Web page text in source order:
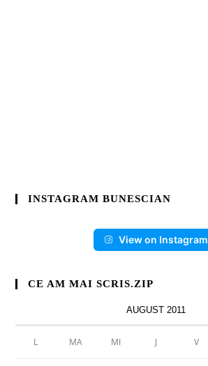
INSTAGRAM BUNESCIAN
View on Instagram
CE AM MAI SCRIS.ZIP
AUGUST 2011
L MA MI J V